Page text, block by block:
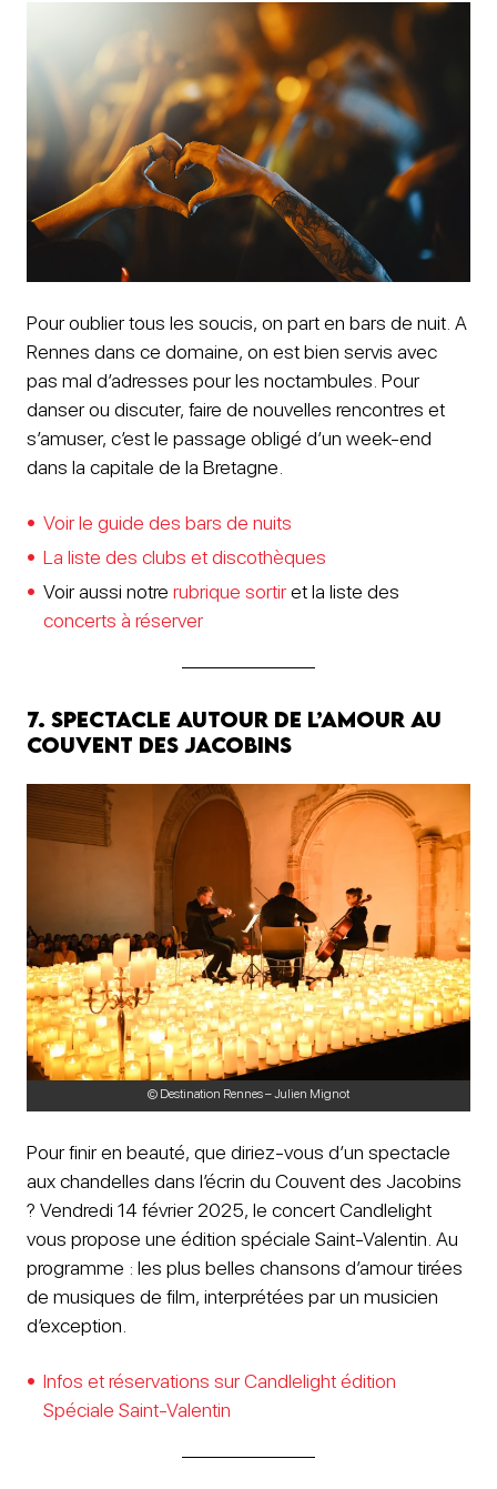
Pour oublier tous les soucis, on part en bars de nuit. A
Rennes dans ce domaine, on est bien servis avec
pas mal d’adresses pour les noctambules. Pour
danser ou discuter, faire de nouvelles rencontres et
s’amuser, c’est le passage obligé d’un week-end
dans la capitale de la Bretagne.
Voir le guide des bars de nuits
La liste des clubs et discothèques
Voir aussi notre rubrique sortiret la liste des
concerts à réserver
7. Spectacle autour de l’amour au
Couvent des Jacobins
© Destination Rennes – Julien Mignot
Pour finir en beauté, que diriez-vous d’un spectacle
aux chandelles dans l’écrin du Couvent des Jacobins
? Vendredi 14 février 2025, le concert Candlelight
vous propose une édition spéciale Saint-Valentin. Au
programme : les plus belles chansons d’amour tirées
de musiques de film, interprétées par un musicien
d’exception.
Infos et réservations sur Candlelight édition
Spéciale Saint-Valentin